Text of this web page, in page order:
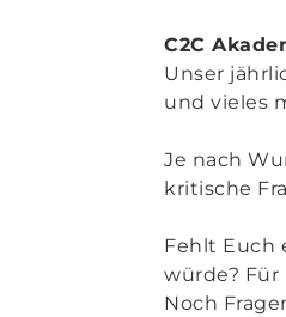
C2C
Unser
und vieles
Je nach
kritische
Fehlt Euch
würde?
Noch